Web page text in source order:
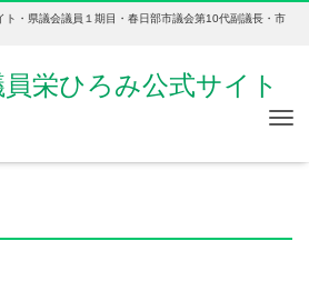
ト・県議会議員１期目・春日部市議会第10代副議長・市